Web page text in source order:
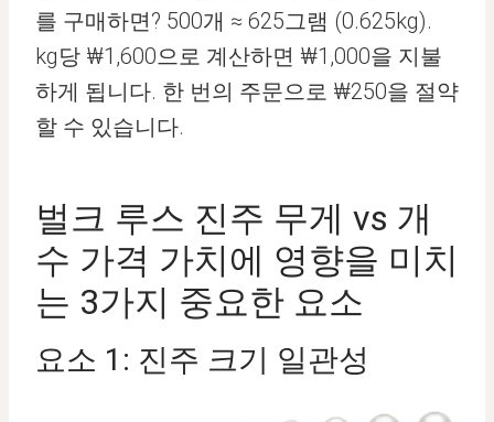
를 구매하면? 500개 ≈ 625그램 (0.625kg).
kg당 ₩1,600으로 계산하면 ₩1,000을 지불
하게 됩니다. 한 번의 주문으로 ₩250을 절약
할 수 있습니다.
벌크 루스 진주 무게 vs 개
수 가격 가치에 영향을 미치
는 3가지 중요한 요소
요소 1: 진주 크기 일관성